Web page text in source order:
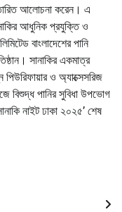
আলোচনা করেন। এ
আধুনিক প্রযুক্তি ও
বাংলাদেশের পানি
সানাকির একমাত্র
পিউরিফায়ার ও অ্যাক্সেসরিজ
বিশুদ্ধ পানির সুবিধা উপভোগ
নাইট ঢাকা ২০২৫’ শেষ